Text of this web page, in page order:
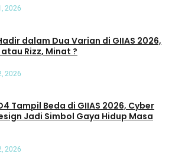
2026
dalam Dua Varian di GIIAS 2026,
atau Rizz, Minat ?
2026
Tampil Beda di GIIAS 2026, Cyber
Jadi Simbol Gaya Hidup Masa
2026